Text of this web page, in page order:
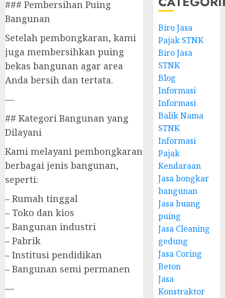
### Pembersihan Puing
Bangunan
Setelah pembongkaran, kami
juga membersihkan puing
bekas bangunan agar area
Anda bersih dan tertata.
—
## Kategori Bangunan yang
Dilayani
Kami melayani pembongkaran
berbagai jenis bangunan,
seperti:
– Rumah tinggal
– Toko dan kios
– Bangunan industri
– Pabrik
– Institusi pendidikan
– Bangunan semi permanen
—
Biro Jasa
Pajak STNK
Biro Jasa
STNK
Blog
Informasi
Informasi
Balik Nama
STNK
Informasi
Pajak
Kendaraan
Jasa bongkar
bangunan
Jasa buang
puing
Jasa Cleaning
gedung
Jasa Coring
Beton
Jasa
Konstraktor